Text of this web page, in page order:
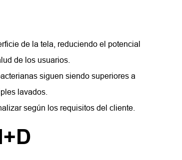
de la tela, reduciendo el potencial
de los usuarios.
siguen siendo superiores a
lavados.
según los requisitos del cliente.